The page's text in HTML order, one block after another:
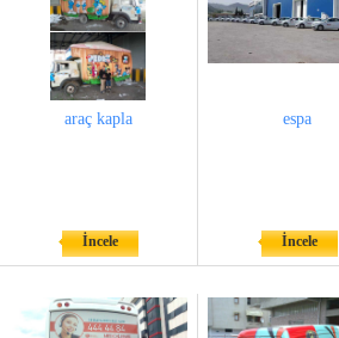
araç kapla
İncele
espa
İncele